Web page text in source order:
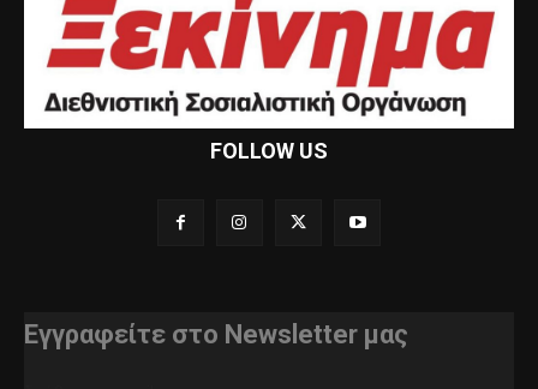
FOLLOW US
Εγγραφείτε στο Newsletter μας